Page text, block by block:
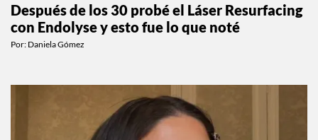
Después de los 30 probé el Láser Resurfacing
con Endolyse y esto fue lo que noté
Por: Daniela Gómez